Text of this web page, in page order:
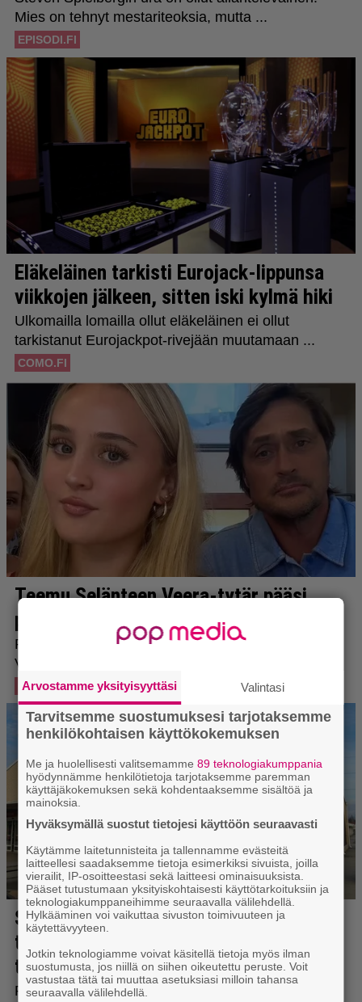
Arvostamme yksityisyyttäsi Valintasi
Tarvitsemme suostumuksesi tarjotaksemme
henkilökohtaisen käyttökokemuksen
Me ja huolellisesti valitsemamme89 teknologiakumppania
hyödynnämme henkilötietoja tarjotaksemme paremman
käyttäjäkokemuksen sekä kohdentaaksemme sisältöä ja
mainoksia.
Hyväksymällä suostut tietojesi käyttöön seuraavasti
Käytämme laitetunnisteita ja tallennamme evästeitä
laitteellesi saadaksemme tietoja esimerkiksi sivuista, joilla
vierailit, IP-osoitteestasi sekä laitteesi ominaisuuksista.
Pääset tutustumaan yksityiskohtaisesti käyttötarkoituksiin ja
teknologiakumppaneihimme seuraavalla välilehdellä.
Hylkääminen voi vaikuttaa sivuston toimivuuteen ja
käytettävyyteen.
Jotkin teknologiamme voivat käsitellä tietoja myös ilman
suostumusta, jos niillä on siihen oikeutettu peruste. Voit
vastustaa tätä tai muuttaa asetuksiasi milloin tahansa
seuraavalla välilehdellä.